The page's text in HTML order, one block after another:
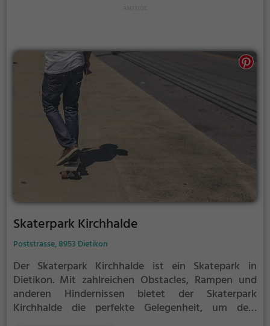
Skaterpark Kirchhalde
Poststrasse, 8953 Dietikon
Der Skaterpark Kirchhalde ist ein Skatepark in
Dietikon. Mit zahlreichen Obstacles, Rampen und
anderen Hindernissen bietet der Skaterpark
Kirchhalde die perfekte Gelegenheit, um dein